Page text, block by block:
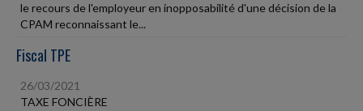
le recours de l'employeur en inopposabilité d'une décision de la
CPAM reconnaissant le...
Fiscal TPE
26/03/2021
TAXE FONCIÈRE